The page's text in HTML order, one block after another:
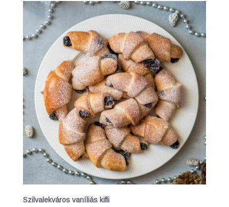
Szilvalekváros vaníliás kifli